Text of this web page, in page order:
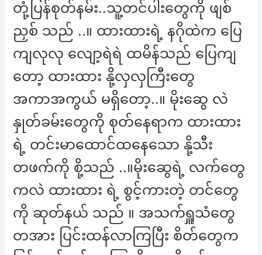
တုံ့ပြန်စုတ်နမ်း..သူ့တင်ပါးတွေကို ဖျစ်
ညှစ် သည် ..။ ထားထားရဲ့ နဂိုထဲက ပြေ
ကျလုလု လျော့ရဲရဲ ထမိန်သည် ပြေကျ
တော့ ထားထား နို့လှလှကြီးတွေ
အကာအကွယ် မရှိတော့..။ မိုးဆွေ လဲ
နှုတ်ခမ်းတွေကို စုတ်နေရာက ထားထား
ရဲ့ တင်းမာထောင်ထနေသော နို့သီး
တဖက်ကို စို့သည် ..။မိုးဆွေရဲ့ လက်တွေ
ကလဲ ထားထား ရဲ့ စွင့်ကားတဲ့ တင်တွေ
ကို ဆုတ်နယ် သည် ။ အသက်ရှူသံတွေ
တအား ပြင်းထန်လာကြပြီး စိတ်တွေက